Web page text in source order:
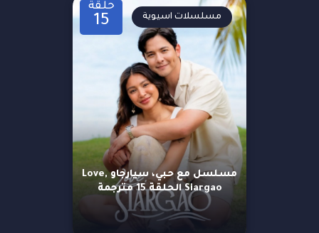
حلقة
15
مسلسل مع حبي، سيارجاو Love,
Siargao الحلقة 15 مترجمة
مسلسلات اسيوية